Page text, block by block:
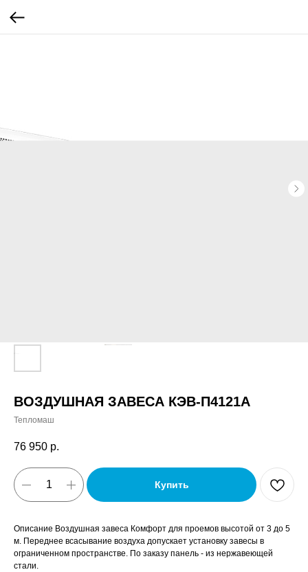
ВОЗДУШНАЯ ЗАВЕСА КЭВ-П4121A
Тепломаш
76 950 р.
Купить
Описание Воздушная завеса Комфорт для проемов высотой от 3 до 5
м. Переднее всасывание воздуха допускает установку завесы в
ограниченном пространстве. По заказу панель - из нержавеющей
стали.